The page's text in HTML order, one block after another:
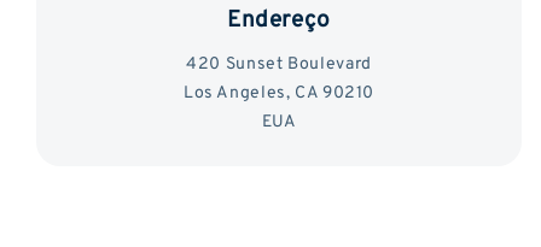
Endereço
420 Sunset Boulevard
Los Angeles, CA 90210
EUA